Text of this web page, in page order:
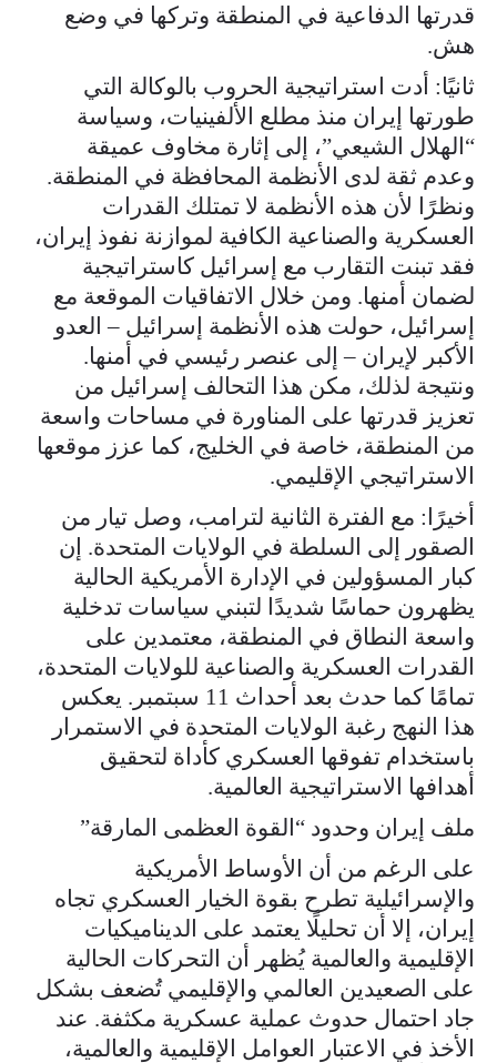
قدرتها الدفاعية في المنطقة وتركها في وضع
هش.
ثانيًا: أدت استراتيجية الحروب بالوكالة التي
طورتها إيران منذ مطلع الألفينيات، وسياسة
“الهلال الشيعي”، إلى إثارة مخاوف عميقة
وعدم ثقة لدى الأنظمة المحافظة في المنطقة.
ونظرًا لأن هذه الأنظمة لا تمتلك القدرات
العسكرية والصناعية الكافية لموازنة نفوذ إيران،
فقد تبنت التقارب مع إسرائيل كاستراتيجية
لضمان أمنها. ومن خلال الاتفاقيات الموقعة مع
إسرائيل، حولت هذه الأنظمة إسرائيل – العدو
الأكبر لإيران – إلى عنصر رئيسي في أمنها.
ونتيجة لذلك، مكن هذا التحالف إسرائيل من
تعزيز قدرتها على المناورة في مساحات واسعة
من المنطقة، خاصة في الخليج، كما عزز موقعها
الاستراتيجي الإقليمي.
أخيرًا: مع الفترة الثانية لترامب، وصل تيار من
الصقور إلى السلطة في الولايات المتحدة. إن
كبار المسؤولين في الإدارة الأمريكية الحالية
يظهرون حماسًا شديدًا لتبني سياسات تدخلية
واسعة النطاق في المنطقة، معتمدين على
القدرات العسكرية والصناعية للولايات المتحدة،
تمامًا كما حدث بعد أحداث 11 سبتمبر. يعكس
هذا النهج رغبة الولايات المتحدة في الاستمرار
باستخدام تفوقها العسكري كأداة لتحقيق
أهدافها الاستراتيجية العالمية.
ملف إيران وحدود “القوة العظمى المارقة”
على الرغم من أن الأوساط الأمريكية
والإسرائيلية تطرح بقوة الخيار العسكري تجاه
إيران، إلا أن تحليلًا يعتمد على الديناميكيات
الإقليمية والعالمية يُظهر أن التحركات الحالية
على الصعيدين العالمي والإقليمي تُضعف بشكل
جاد احتمال حدوث عملية عسكرية مكثفة. عند
الأخذ في الاعتبار العوامل الإقليمية والعالمية،